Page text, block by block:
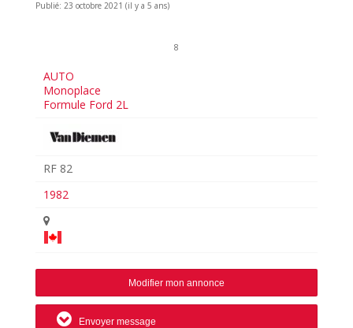
Publié: 23 octobre 2021 (il y a 5 ans)
8
AUTO
Monoplace
Formule Ford 2L
RF 82
1982
Modifier mon annonce
Envoyer message